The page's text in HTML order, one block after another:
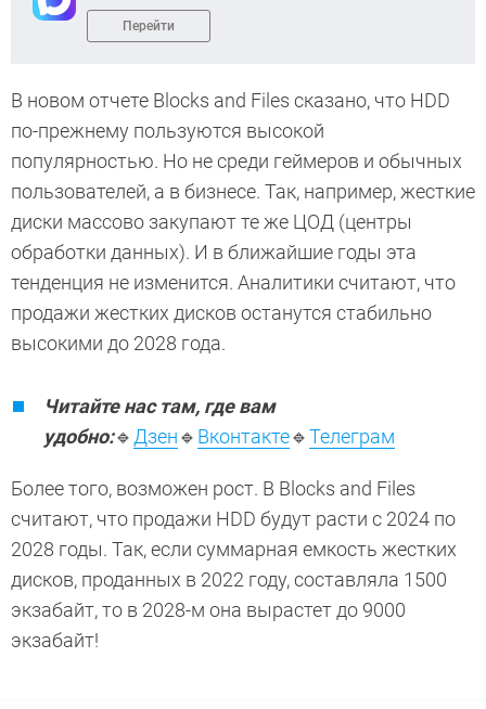
Перейти
В новом отчете Blocks and Files сказано, что HDD
по-прежнему пользуются высокой
популярностью. Но не среди геймеров и обычных
пользователей, а в бизнесе. Так, например, жесткие
диски массово закупают те же ЦОД (центры
обработки данных). И в ближайшие годы эта
тенденция не изменится. Аналитики считают, что
продажи жестких дисков останутся стабильно
высокими до 2028 года.
Читайте нас там, где вам
удобно:🔹 Дзен🔹 Вконтакте🔹Телеграм
Более того, возможен рост. В Blocks and Files
считают, что продажи HDD будут расти с 2024 по
2028 годы. Так, если суммарная емкость жестких
дисков, проданных в 2022 году, составляла 1500
экзабайт, то в 2028-м она вырастет до 9000
экзабайт!